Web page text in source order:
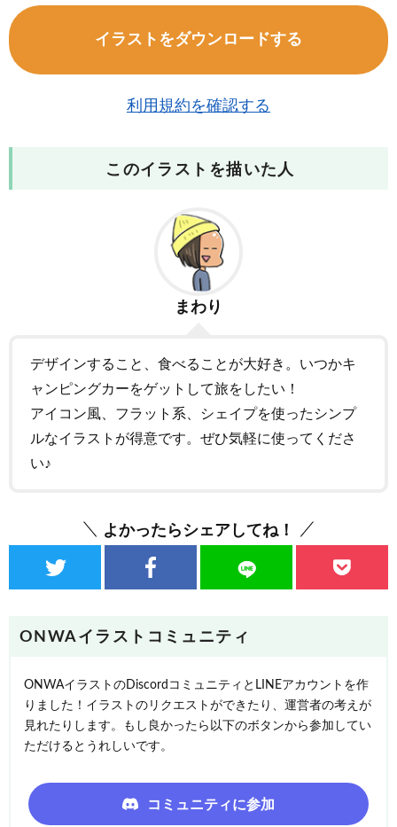
イラストをダウンロードする
利用規約を確認する
このイラストを描いた人
まわり
デザインすること、食べることが大好き。いつかキ
ャンピングカーをゲットして旅をしたい！
アイコン風、フラット系、シェイプを使ったシンプ
ルなイラストが得意です。ぜひ気軽に使ってくださ
い♪
よかったらシェアしてね！
ONWAイラストコミュニティ
ONWAイラストのDiscordコミュニティとLINEアカウントを作
りました！イラストのリクエストができたり、運営者の考えが
見れたりします。もし良かったら以下のボタンから参加してい
ただけるとうれしいです。
コミュニティに参加